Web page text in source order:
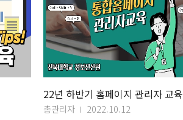
22년 하반기 홈페이지 관리자 교육
총관리자
2022.10.12